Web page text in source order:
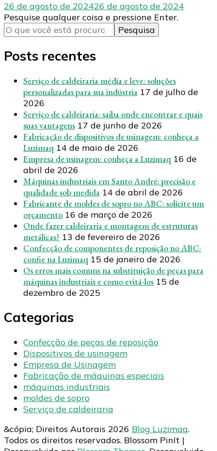
26 de agosto de 202426 de agosto de 2024
Procurando
algo?
Pesquise qualquer coisa e pressione Enter.
Posts recentes
Serviço de caldeiraria média e leve: soluções
personalizadas para sua indústria 17 de julho de
2026
Serviço de caldeiraria: saiba onde encontrar e quais
suas vantagens 17 de junho de 2026
Fabricação de dispositivos de usinagem: conheça a
Luzimaq 14 de maio de 2026
Empresa de usinagem: conheça a Luzimaq 16 de
abril de 2026
Máquinas industriais em Santo André: precisão e
qualidade sob medida 14 de abril de 2026
Fabricante de moldes de sopro no ABC: solicite um
orçamento 16 de março de 2026
Onde fazer caldeiraria e montagem de estruturas
metálicas? 13 de fevereiro de 2026
Confecção de componentes de reposição no ABC:
confie na Luzimaq 15 de janeiro de 2026
Os erros mais comuns na substituição de peças para
máquinas industriais e como evitá-los 15 de
dezembro de 2025
Categorias
Confecção de peças de reposição
Dispositivos de usinagem
Empresa de Usinagem
Fabricação de máquinas especiais
máquinas industriais
moldes de sopro
Serviço de caldeiraria
&cópia; Direitos Autorais 2026 Blog Luzimaq.
Todos os direitos reservados. Blossom PinIt |